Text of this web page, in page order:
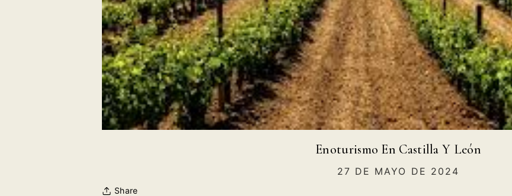
Enoturismo En Castilla Y León
27 DE MAYO DE 2024
Share